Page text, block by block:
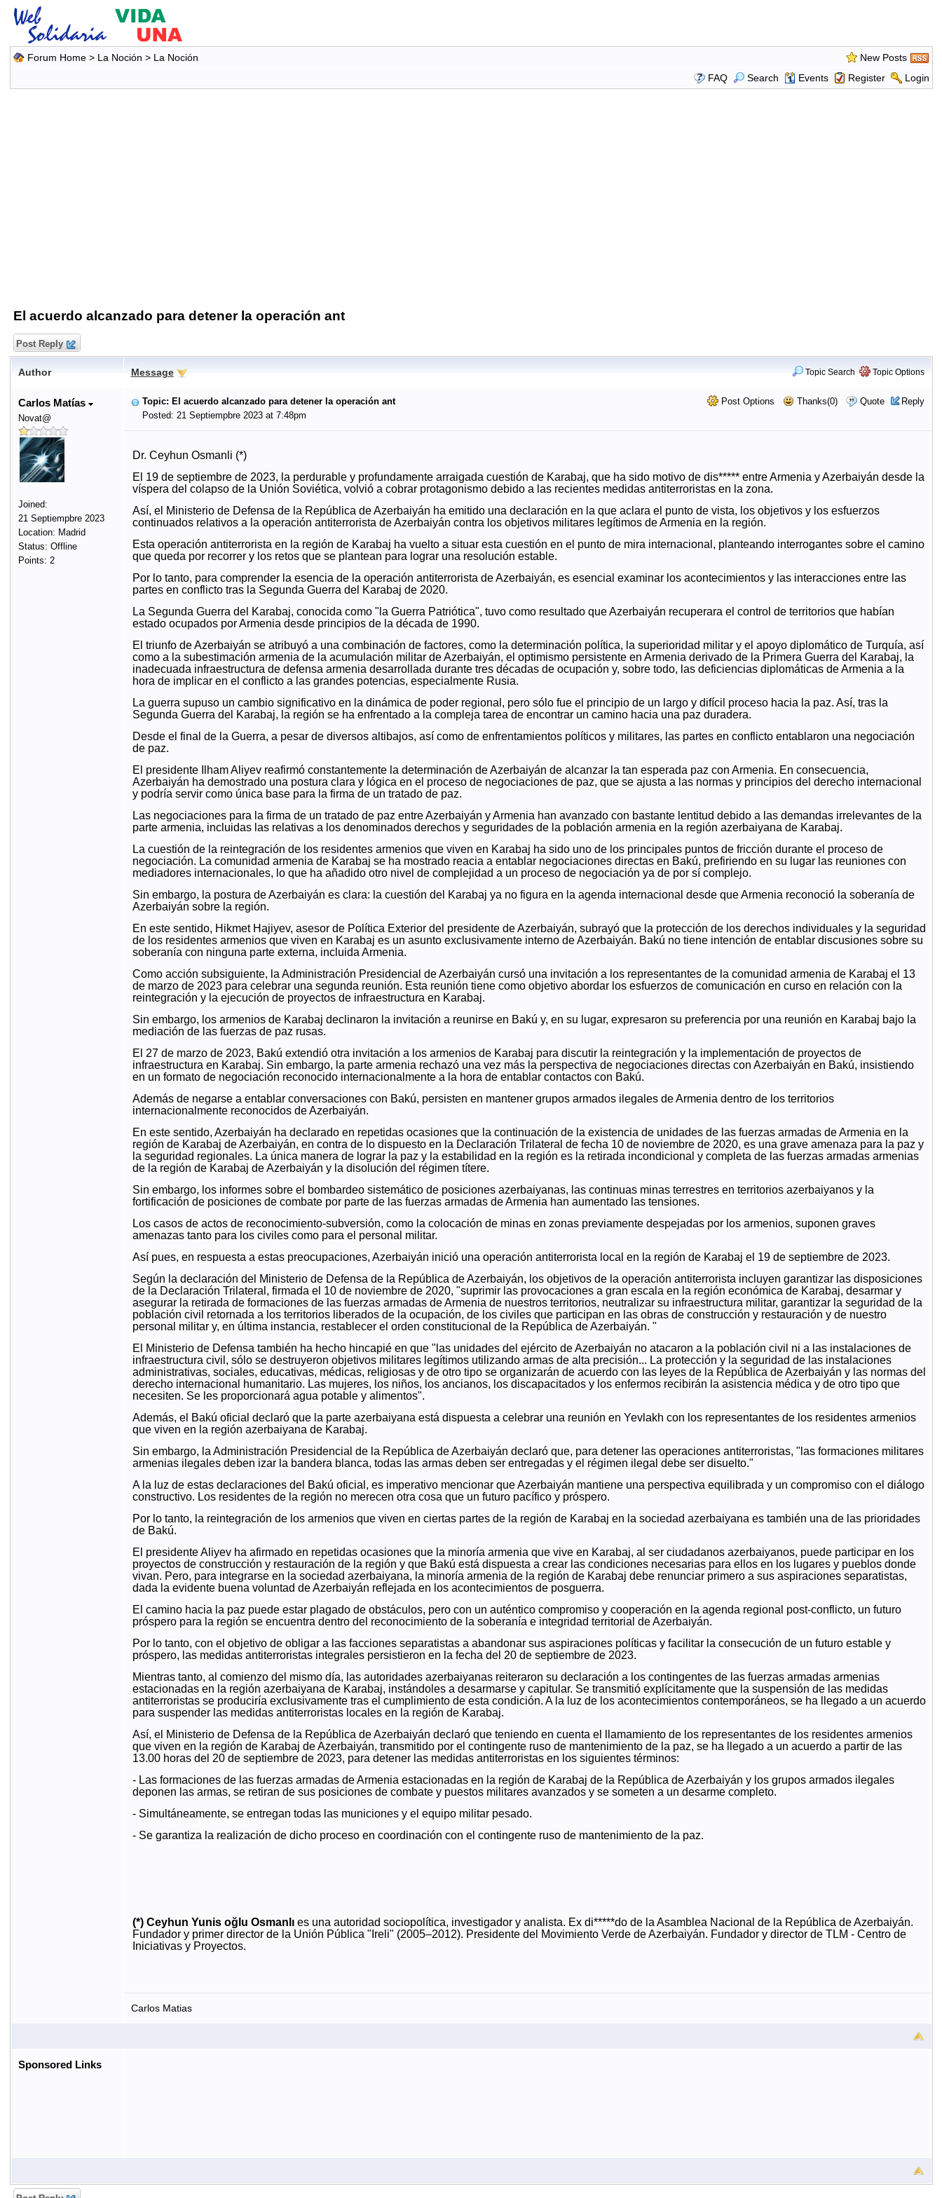
Forum Home> La Noción > La Noción
New Posts
FAQ
Search Events Register Login
El acuerdo alcanzado para detener la operación ant
Post Reply
Author Message Topic Search Topic Options
Carlos Matías
Novat@
Joined:
21 Septiempbre 2023
Location: Madrid
Status: Offline
Points: 2
Post Options Thanks(0) Quote Reply
Topic: El acuerdo alcanzado para detener la operación ant
Posted: 21 Septiempbre 2023 at 7:48pm
Dr. Ceyhun Osmanli (*)
El 19 de septiembre de 2023, la perdurable y profundamente arraigada cuestión de Karabaj, que ha sido motivo de dis***** entre Armenia y Azerbaiyán desde la
víspera del colapso de la Unión Soviética, volvió a cobrar protagonismo debido a las recientes medidas antiterroristas en la zona.
Así, el Ministerio de Defensa de la República de Azerbaiyán ha emitido una declaración en la que aclara el punto de vista, los objetivos y los esfuerzos
continuados relativos a la operación antiterrorista de Azerbaiyán contra los objetivos militares legítimos de Armenia en la región.
Esta operación antiterrorista en la región de Karabaj ha vuelto a situar esta cuestión en el punto de mira internacional, planteando interrogantes sobre el camino
que queda por recorrer y los retos que se plantean para lograr una resolución estable.
Por lo tanto, para comprender la esencia de la operación antiterrorista de Azerbaiyán, es esencial examinar los acontecimientos y las interacciones entre las
partes en conflicto tras la Segunda Guerra del Karabaj de 2020.
La Segunda Guerra del Karabaj, conocida como "la Guerra Patriótica", tuvo como resultado que Azerbaiyán recuperara el control de territorios que habían
estado ocupados por Armenia desde principios de la década de 1990.
El triunfo de Azerbaiyán se atribuyó a una combinación de factores, como la determinación política, la superioridad militar y el apoyo diplomático de Turquía, así
como a la subestimación armenia de la acumulación militar de Azerbaiyán, el optimismo persistente en Armenia derivado de la Primera Guerra del Karabaj, la
inadecuada infraestructura de defensa armenia desarrollada durante tres décadas de ocupación y, sobre todo, las deficiencias diplomáticas de Armenia a la
hora de implicar en el conflicto a las grandes potencias, especialmente Rusia.
La guerra supuso un cambio significativo en la dinámica de poder regional, pero sólo fue el principio de un largo y difícil proceso hacia la paz. Así, tras la
Segunda Guerra del Karabaj, la región se ha enfrentado a la compleja tarea de encontrar un camino hacia una paz duradera.
Desde el final de la Guerra, a pesar de diversos altibajos, así como de enfrentamientos políticos y militares, las partes en conflicto entablaron una negociación
de paz.
El presidente Ilham Aliyev reafirmó constantemente la determinación de Azerbaiyán de alcanzar la tan esperada paz con Armenia. En consecuencia,
Azerbaiyán ha demostrado una postura clara y lógica en el proceso de negociaciones de paz, que se ajusta a las normas y principios del derecho internacional
y podría servir como única base para la firma de un tratado de paz.
Las negociaciones para la firma de un tratado de paz entre Azerbaiyán y Armenia han avanzado con bastante lentitud debido a las demandas irrelevantes de la
parte armenia, incluidas las relativas a los denominados derechos y seguridades de la población armenia en la región azerbaiyana de Karabaj.
La cuestión de la reintegración de los residentes armenios que viven en Karabaj ha sido uno de los principales puntos de fricción durante el proceso de
negociación. La comunidad armenia de Karabaj se ha mostrado reacia a entablar negociaciones directas en Bakú, prefiriendo en su lugar las reuniones con
mediadores internacionales, lo que ha añadido otro nivel de complejidad a un proceso de negociación ya de por sí complejo.
Sin embargo, la postura de Azerbaiyán es clara: la cuestión del Karabaj ya no figura en la agenda internacional desde que Armenia reconoció la soberanía de
Azerbaiyán sobre la región.
En este sentido, Hikmet Hajiyev, asesor de Política Exterior del presidente de Azerbaiyán, subrayó que la protección de los derechos individuales y la seguridad
de los residentes armenios que viven en Karabaj es un asunto exclusivamente interno de Azerbaiyán. Bakú no tiene intención de entablar discusiones sobre su
soberanía con ninguna parte externa, incluida Armenia.
Como acción subsiguiente, la Administración Presidencial de Azerbaiyán cursó una invitación a los representantes de la comunidad armenia de Karabaj el 13
de marzo de 2023 para celebrar una segunda reunión. Esta reunión tiene como objetivo abordar los esfuerzos de comunicación en curso en relación con la
reintegración y la ejecución de proyectos de infraestructura en Karabaj.
Sin embargo, los armenios de Karabaj declinaron la invitación a reunirse en Bakú y, en su lugar, expresaron su preferencia por una reunión en Karabaj bajo la
mediación de las fuerzas de paz rusas.
El 27 de marzo de 2023, Bakú extendió otra invitación a los armenios de Karabaj para discutir la reintegración y la implementación de proyectos de
infraestructura en Karabaj. Sin embargo, la parte armenia rechazó una vez más la perspectiva de negociaciones directas con Azerbaiyán en Bakú, insistiendo
en un formato de negociación reconocido internacionalmente a la hora de entablar contactos con Bakú.
Además de negarse a entablar conversaciones con Bakú, persisten en mantener grupos armados ilegales de Armenia dentro de los territorios
internacionalmente reconocidos de Azerbaiyán.
En este sentido, Azerbaiyán ha declarado en repetidas ocasiones que la continuación de la existencia de unidades de las fuerzas armadas de Armenia en la
región de Karabaj de Azerbaiyán, en contra de lo dispuesto en la Declaración Trilateral de fecha 10 de noviembre de 2020, es una grave amenaza para la paz y
la seguridad regionales. La única manera de lograr la paz y la estabilidad en la región es la retirada incondicional y completa de las fuerzas armadas armenias
de la región de Karabaj de Azerbaiyán y la disolución del régimen títere.
Sin embargo, los informes sobre el bombardeo sistemático de posiciones azerbaiyanas, las continuas minas terrestres en territorios azerbaiyanos y la
fortificación de posiciones de combate por parte de las fuerzas armadas de Armenia han aumentado las tensiones.
Los casos de actos de reconocimiento-subversión, como la colocación de minas en zonas previamente despejadas por los armenios, suponen graves
amenazas tanto para los civiles como para el personal militar.
Así pues, en respuesta a estas preocupaciones, Azerbaiyán inició una operación antiterrorista local en la región de Karabaj el 19 de septiembre de 2023.
Según la declaración del Ministerio de Defensa de la República de Azerbaiyán, los objetivos de la operación antiterrorista incluyen garantizar las disposiciones
de la Declaración Trilateral, firmada el 10 de noviembre de 2020, "suprimir las provocaciones a gran escala en la región económica de Karabaj, desarmar y
asegurar la retirada de formaciones de las fuerzas armadas de Armenia de nuestros territorios, neutralizar su infraestructura militar, garantizar la seguridad de la
población civil retornada a los territorios liberados de la ocupación, de los civiles que participan en las obras de construcción y restauración y de nuestro
personal militar y, en última instancia, restablecer el orden constitucional de la República de Azerbaiyán. "
El Ministerio de Defensa también ha hecho hincapié en que "las unidades del ejército de Azerbaiyán no atacaron a la población civil ni a las instalaciones de
infraestructura civil, sólo se destruyeron objetivos militares legítimos utilizando armas de alta precisión... La protección y la seguridad de las instalaciones
administrativas, sociales, educativas, médicas, religiosas y de otro tipo se organizarán de acuerdo con las leyes de la República de Azerbaiyán y las normas del
derecho internacional humanitario. Las mujeres, los niños, los ancianos, los discapacitados y los enfermos recibirán la asistencia médica y de otro tipo que
necesiten. Se les proporcionará agua potable y alimentos".
Además, el Bakú oficial declaró que la parte azerbaiyana está dispuesta a celebrar una reunión en Yevlakh con los representantes de los residentes armenios
que viven en la región azerbaiyana de Karabaj.
Sin embargo, la Administración Presidencial de la República de Azerbaiyán declaró que, para detener las operaciones antiterroristas, "las formaciones militares
armenias ilegales deben izar la bandera blanca, todas las armas deben ser entregadas y el régimen ilegal debe ser disuelto."
A la luz de estas declaraciones del Bakú oficial, es imperativo mencionar que Azerbaiyán mantiene una perspectiva equilibrada y un compromiso con el diálogo
constructivo. Los residentes de la región no merecen otra cosa que un futuro pacífico y próspero.
Por lo tanto, la reintegración de los armenios que viven en ciertas partes de la región de Karabaj en la sociedad azerbaiyana es también una de las prioridades
de Bakú.
El presidente Aliyev ha afirmado en repetidas ocasiones que la minoría armenia que vive en Karabaj, al ser ciudadanos azerbaiyanos, puede participar en los
proyectos de construcción y restauración de la región y que Bakú está dispuesta a crear las condiciones necesarias para ellos en los lugares y pueblos donde
vivan. Pero, para integrarse en la sociedad azerbaiyana, la minoría armenia de la región de Karabaj debe renunciar primero a sus aspiraciones separatistas,
dada la evidente buena voluntad de Azerbaiyán reflejada en los acontecimientos de posguerra.
El camino hacia la paz puede estar plagado de obstáculos, pero con un auténtico compromiso y cooperación en la agenda regional post-conflicto, un futuro
próspero para la región se encuentra dentro del reconocimiento de la soberanía e integridad territorial de Azerbaiyán.
Por lo tanto, con el objetivo de obligar a las facciones separatistas a abandonar sus aspiraciones políticas y facilitar la consecución de un futuro estable y
próspero, las medidas antiterroristas integrales persistieron en la fecha del 20 de septiembre de 2023.
Mientras tanto, al comienzo del mismo día, las autoridades azerbaiyanas reiteraron su declaración a los contingentes de las fuerzas armadas armenias
estacionadas en la región azerbaiyana de Karabaj, instándoles a desarmarse y capitular. Se transmitió explícitamente que la suspensión de las medidas
antiterroristas se produciría exclusivamente tras el cumplimiento de esta condición. A la luz de los acontecimientos contemporáneos, se ha llegado a un acuerdo
para suspender las medidas antiterroristas locales en la región de Karabaj.
Así, el Ministerio de Defensa de la República de Azerbaiyán declaró que teniendo en cuenta el llamamiento de los representantes de los residentes armenios
que viven en la región de Karabaj de Azerbaiyán, transmitido por el contingente ruso de mantenimiento de la paz, se ha llegado a un acuerdo a partir de las
13.00 horas del 20 de septiembre de 2023, para detener las medidas antiterroristas en los siguientes términos:
- Las formaciones de las fuerzas armadas de Armenia estacionadas en la región de Karabaj de la República de Azerbaiyán y los grupos armados ilegales
deponen las armas, se retiran de sus posiciones de combate y puestos militares avanzados y se someten a un desarme completo.
- Simultáneamente, se entregan todas las municiones y el equipo militar pesado.
- Se garantiza la realización de dicho proceso en coordinación con el contingente ruso de mantenimiento de la paz.
(*) Ceyhun Yunis oğlu Osmanlıes una autoridad sociopolítica, investigador y analista. Ex di*****do de la Asamblea Nacional de la República de Azerbaiyán.
Fundador y primer director de la Unión Pública "Ireli" (2005–2012). Presidente del Movimiento Verde de Azerbaiyán. Fundador y director de TLM - Centro de
Iniciativas y Proyectos.
Carlos Matias
Sponsored Links